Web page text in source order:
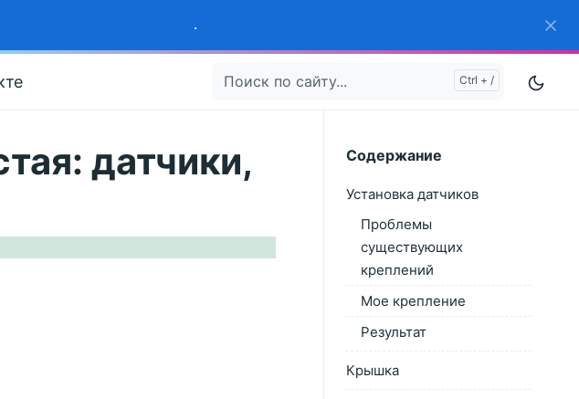
.
Содержание
Установка датчиков
Проблемы
существующих
креплений
Мое крепление
Результат
Крышка
датчики,